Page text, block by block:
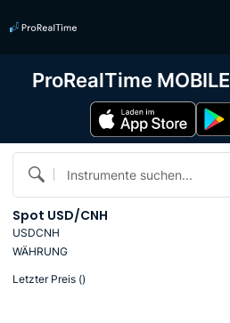
Instrumente suchen...
Spot USD/CNH
USDCNH
WÄHRUNG
Letzter Preis ()
ProRealTime